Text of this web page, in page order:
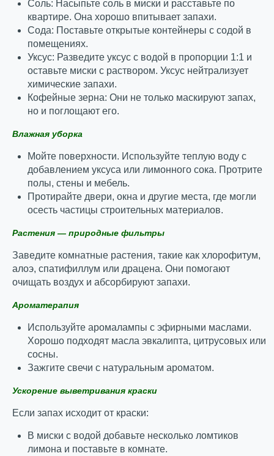
Соль: Насыпьте соль в миски и расставьте по
квартире. Она хорошо впитывает запахи.
Сода: Поставьте открытые контейнеры с содой в
помещениях.
Уксус: Разведите уксус с водой в пропорции 1:1 и
оставьте миски с раствором. Уксус нейтрализует
химические запахи.
Кофейные зерна: Они не только маскируют запах,
но и поглощают его.
Влажная уборка
Мойте поверхности. Используйте теплую воду с
добавлением уксуса или лимонного сока. Протрите
полы, стены и мебель.
Протирайте двери, окна и другие места, где могли
осесть частицы строительных материалов.
Растения — природные фильтры
Заведите комнатные растения, такие как хлорофитум,
алоэ, спатифиллум или драцена. Они помогают
очищать воздух и абсорбируют запахи.
Ароматерапия
Используйте аромалампы с эфирными маслами.
Хорошо подходят масла эвкалипта, цитрусовых или
сосны.
Зажгите свечи с натуральным ароматом.
Ускорение выветривания краски
Если запах исходит от краски:
В миски с водой добавьте несколько ломтиков
лимона и поставьте в комнате.